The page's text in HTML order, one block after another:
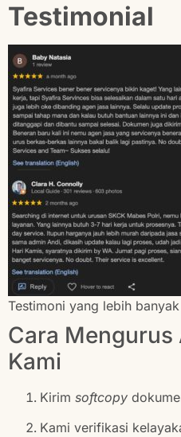
Testimonial
Testimoni yang lebih banyak
Cara
Kami
Kirim softcopy
Kami verifikasi